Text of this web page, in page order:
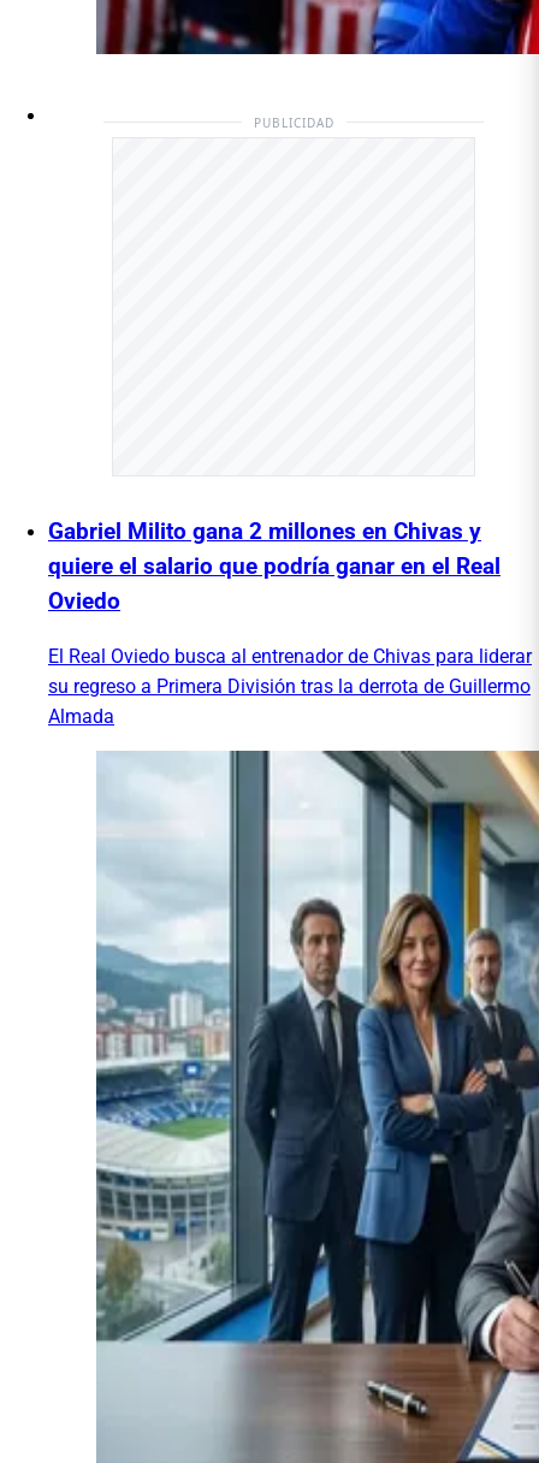
PUBLICIDAD
Gabriel Milito gana 2 millones en Chivas y
quiere el salario que podría ganar en el Real
Oviedo
El Real Oviedo busca al entrenador de Chivas para liderar
su regreso a Primera División tras la derrota de Guillermo
Almada